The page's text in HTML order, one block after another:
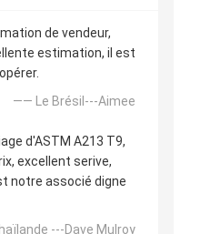
de vendeur,
estimation, il est
—— Le Brésil---Aimee
d'ASTM A213 T9,
excellent serive,
notre associé digne
---Dave Mulroy